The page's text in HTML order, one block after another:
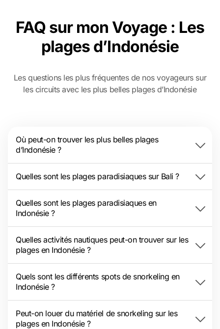
FAQ sur mon Voyage : Les
plages d’Indonésie
Les questions les plus fréquentes de nos voyageurs sur
les circuits avec les plus belles plages d’Indonésie
Où peut-on trouver les plus belles plages
d’Indonésie ?
Quelles sont les plages paradisiaques sur Bali ?
Quelles sont les plages paradisiaques en
Indonésie ?
Quelles activités nautiques peut-on trouver sur les
plages en Indonésie ?
Quels sont les différents spots de snorkeling en
Indonésie ?
Peut-on louer du matériel de snorkeling sur les
plages en Indonésie ?